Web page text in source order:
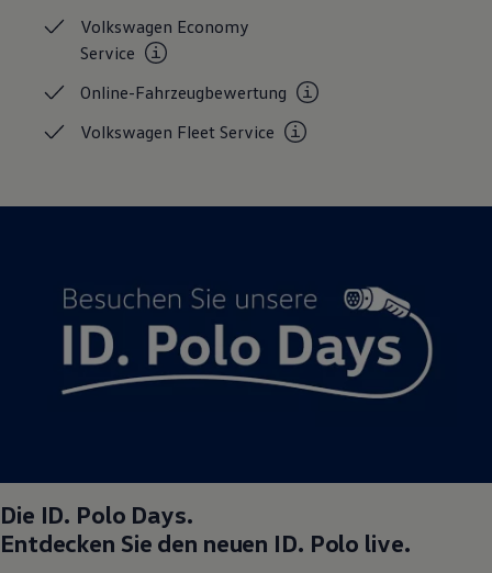
Magazin
Lifestyle
Transport
Elektromobilität
Pannen- und Unfallhilfe
Volkswagen Economy
Service
Online-Fahrzeugbewertung
Volkswagen FleetService
Die ID. Polo Days.
Entdecken Sie den neuen ID. Polo live.